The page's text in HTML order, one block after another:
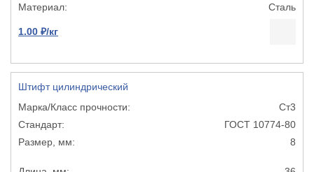
Сталь
1.00 ₽/кг
Штифт цилиндрический
Ст3
ГОСТ 10774-80
8